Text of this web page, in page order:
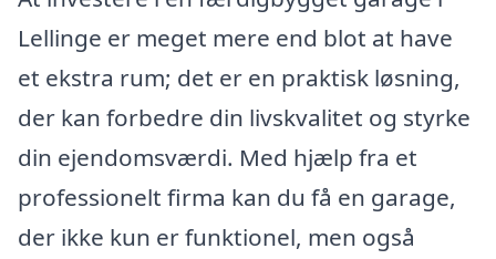
Lellinge er meget mere end blot at have
et ekstra rum; det er en praktisk løsning,
der kan forbedre din livskvalitet og styrke
din ejendomsværdi. Med hjælp fra et
professionelt firma kan du få en garage,
der ikke kun er funktionel, men også